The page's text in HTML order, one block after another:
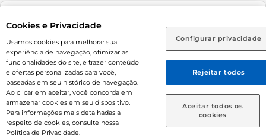
Rio de Janeiro (RJ) Goiás (GO)
Ou
Caso queira comprar online, informe como deseja receber
suas compras:
Entrega em casa Retire em Loja
Adolescente). Preços e condições exclusivos para o
prévio. O valor mínimo para as compras on-line é de R$
80,00.
© 2026 Copyright. Todos os direitos
reservados Prezunic.
Cookies e Privacidade
Usamos cookies para melhorar sua
experiência de navegação, otimizar as
funcionalidades do site, e trazer conteúdo
e ofertas personalizadas para você,
baseadas em seu histórico de navegação.
Ao clicar em aceitar, você concorda em
armazenar cookies em seu dispositivo.
Para informações mais detalhadas a
respeito de cookies, consulte nossa
Política de Privacidade.
Configurar privacidade
Rejeitar todos
Aceitar todos os
cookies